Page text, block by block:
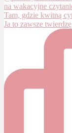
Ja to zawsze